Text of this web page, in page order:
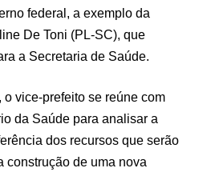
federal, a exemplo da
De Toni (PL-SC), que
a Secretaria de Saúde.
o vice-prefeito se reúne com
da Saúde para analisar a
dos recursos que serão
construção de uma nova